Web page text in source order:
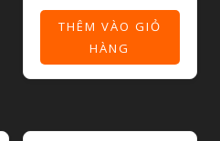
THÊM VÀO GIỎ
HÀNG